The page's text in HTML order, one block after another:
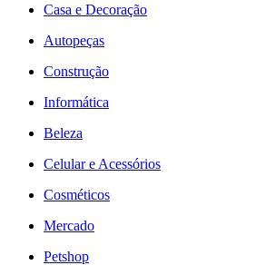
Casa e Decoração
Autopeças
Construção
Informática
Beleza
Celular e Acessórios
Cosméticos
Mercado
Petshop